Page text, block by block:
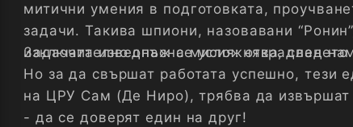
митични умения в подготовката,
задачи. Такива шпиони, назовавани
изключително опасна мисия:
Задачата изведнъж се усложнява, след
Но за да свършат работата успешно, тези
на ЦРУ Сам (Де Ниро), трябва да
- да се доверят един на друг!